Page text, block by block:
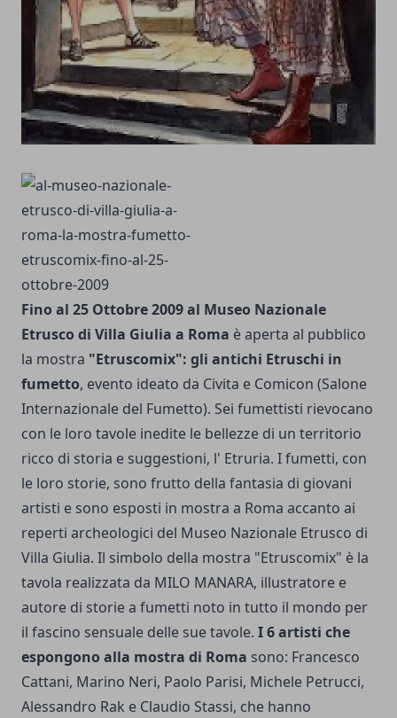
Fino al 25 Ottobre 2009 al Museo Nazionale
Etrusco di Villa Giulia a Roma è aperta al pubblico
la mostra "Etruscomix": gli antichi Etruschi in
fumetto, evento ideato da Civita e Comicon (Salone
Internazionale del Fumetto). Sei fumettisti rievocano
con le loro tavole inedite le bellezze di un territorio
ricco di storia e suggestioni, l' Etruria. I fumetti, con
le loro storie, sono frutto della fantasia di giovani
artisti e sono esposti in mostra a Roma accanto ai
reperti archeologici del Museo Nazionale Etrusco di
Villa Giulia. Il simbolo della mostra "Etruscomix" è la
tavola realizzata da MILO MANARA, illustratore e
autore di storie a fumetti noto in tutto il mondo per
il fascino sensuale delle sue tavole. I 6 artisti che
espongono alla mostra di Roma sono: Francesco
Cattani, Marino Neri, Paolo Parisi, Michele Petrucci,
Alessandro Rak e Claudio Stassi, che hanno